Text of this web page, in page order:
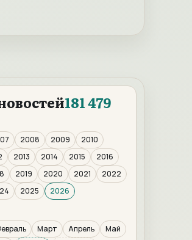
181 479
2008 2009
2010
2013 2014 2015
2016
2019 2020 2021
2022
2025
2026
Март Апрель
Май